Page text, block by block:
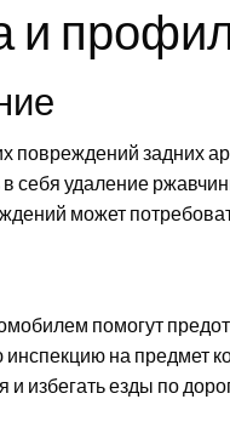
повреждений задних
себя удаление
может
помогут
на предмет
и избегать езды по